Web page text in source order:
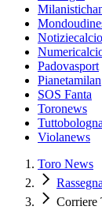
Padovasport
Pianetamilan
SOS Fanta
Toronews
Violanews
Toro News
Corriere